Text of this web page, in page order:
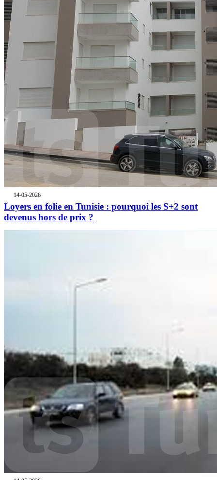
14-05-2026
Loyers en folie en Tunisie : pourquoi les S+2 sont
devenus hors de prix ?